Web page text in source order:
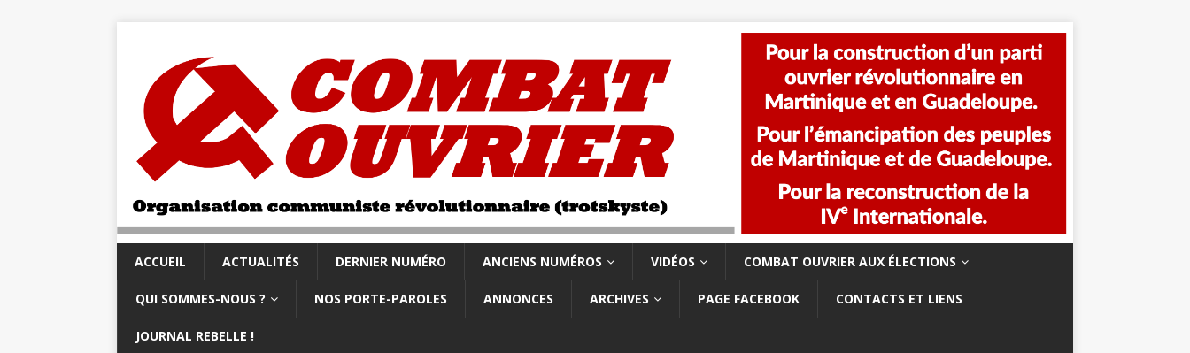
ACCUEIL ACTUALITÉS DERNIER NUMÉRO ANCIENS NUMÉROS VIDÉOS COMBAT OUVRIER AUX ÉLECTIONS
QUI SOMMES-NOUS ? NOS PORTE-PAROLES ANNONCES ARCHIVES PAGE FACEBOOK CONTACTS ET LIENS
JOURNAL REBELLE !